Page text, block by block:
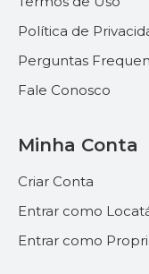
Política de
Perguntas
Fale Conosco
Minha Conta
Criar Conta
Entrar como
Entrar como